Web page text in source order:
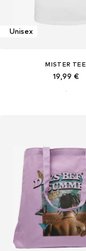
Unisex
MISTER TEE
19,99 €